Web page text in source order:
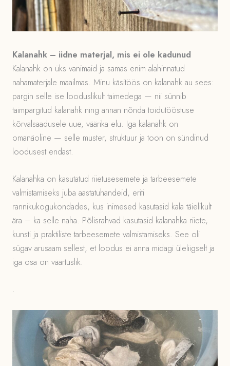
Kalanahk – iidne materjal, mis ei ole kadunud
Kalanahk on üks vanimaid ja samas enim alahinnatud
nahamaterjale maailmas. Minu käsitöös on kalanahk au sees:
pargin selle ise looduslikult taimedega — nii sünnib
taimpargitud kalanahk ning annan nõnda toidutööstuse
kõrvalsaadusele uue, väärika elu. Iga kalanahk on
omanäoline — selle muster, struktuur ja toon on sündinud
loodusest endast.
Kalanahka on kasutatud riietusesemete ja tarbeesemete
valmistamiseks juba aastatuhandeid, eriti
rannikukogukondades, kus inimesed kasutasid kala täielikult
ära – ka selle naha. Põlisrahvad kasutasid kalanahka riiete,
kunsti ja praktiliste tarbeesemete valmistamiseks. See oli
sügav arusaam sellest, et loodus ei anna midagi üleliigselt ja
iga osa on väärtuslik.
.